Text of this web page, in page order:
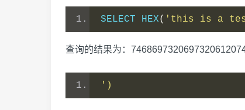
SELECT HEX( 'this is a
查询的结果为：
')